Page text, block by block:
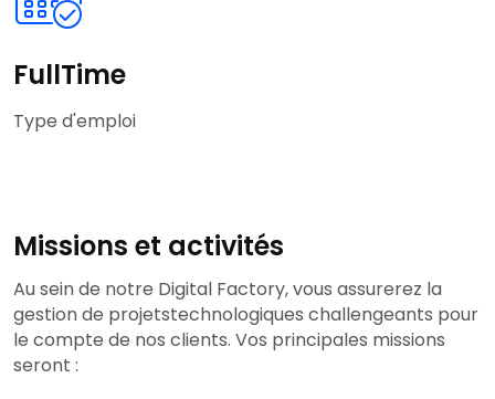
FullTime
Type d'emploi
Missions et activités
Au sein de notre Digital Factory, vous assurerez la
gestion de projetstechnologiques challengeants pour
le compte de nos clients. Vos principales missions
seront :